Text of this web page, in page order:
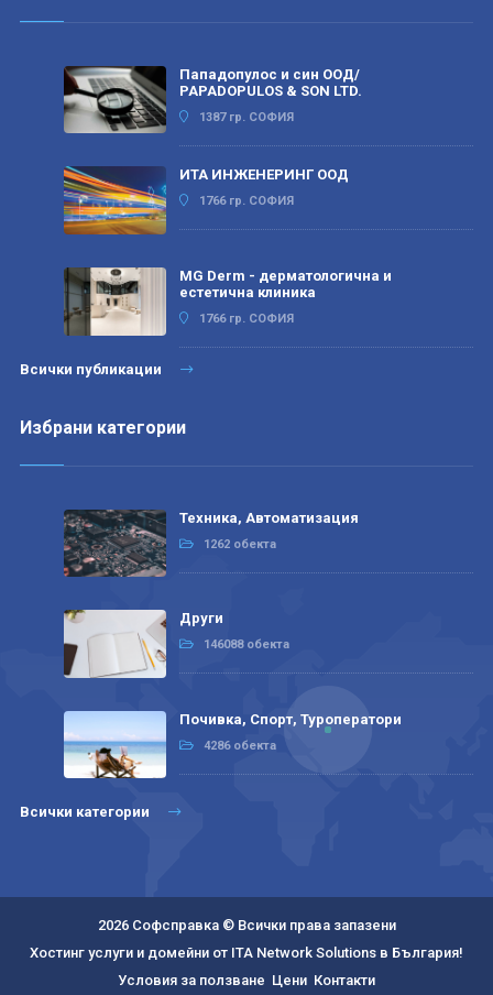
Пападопулос и син ООД/
PAPADOPULOS & SON LTD.
1387 гр. СОФИЯ
ИТА ИНЖЕНЕРИНГ ООД
1766 гр. СОФИЯ
MG Derm - дерматологична и
естетична клиника
1766 гр. СОФИЯ
Всички публикации
Избрани категории
Техника, Автоматизация
1262 обекта
Други
146088 обекта
Почивка, Спорт, Туроператори
4286 обекта
Всички категории
2026 Софсправка © Всички права запазени
Хостинг услуги и домейни от ITA Network Solutions в България!
Условия за ползване Цени Контакти